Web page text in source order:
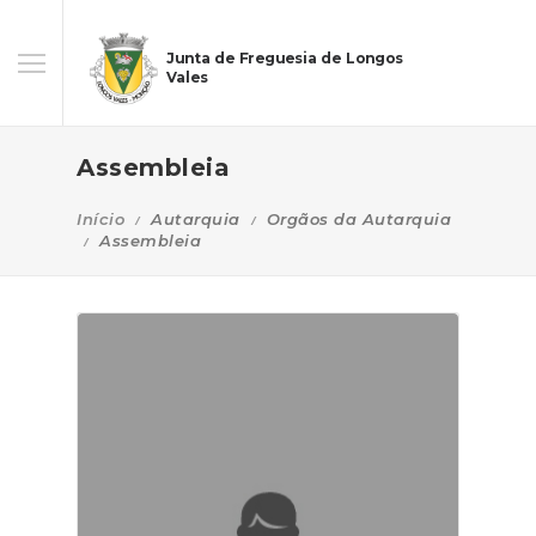
Junta de Freguesia de Longos
Vales
Assembleia
Início Autarquia
Orgãos da Autarquia
Assembleia